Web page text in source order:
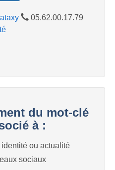
05.62.00.17.79
du mot-clé
à :
ou actualité
sociaux